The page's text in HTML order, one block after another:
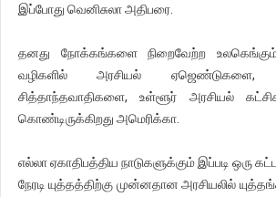
இப்போது வெனிசுலா அதிபரை.
தனது நோக்கங்களை நிறைவேற்ற
வழிகளில் அரசியல்
சித்தாந்தவாதிகளை, உள்ளூர் அரசியல்
கொண்டிருக்கிறது அமெரிக்கா.
எல்லா ஏகாதிபத்திய நாடுகளுக்கும் இப்படி ஒரு
நேரடி யுத்தத்திற்கு முன்னதான அரசியலில்